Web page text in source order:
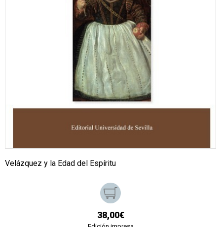
Velázquez y la Edad del Espíritu
38,00€